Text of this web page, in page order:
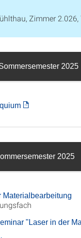
Zimmer
2025
2025
Materialbearbeitung
"Laser in der